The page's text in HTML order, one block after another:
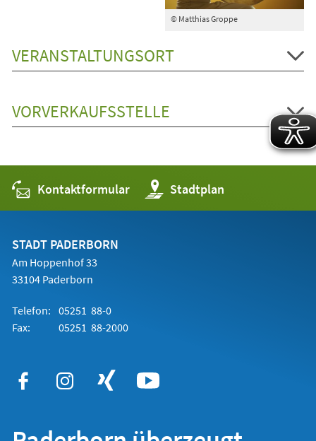
© Matthias Groppe
VERANSTALTUNGSORT
VORVERKAUFSSTELLE
Kontaktformular Stadtplan
(Öffnet
in
einem
STADT PADERBORN
Am Hoppenhof 33
33104 Paderborn
Telefon: 05251 88-0
Fax:
05251 88-2000